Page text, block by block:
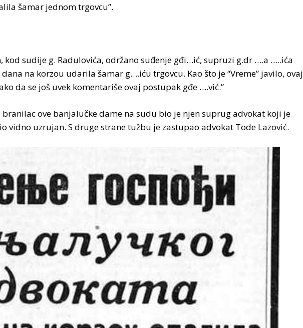
šamar jednom trgovcu”.
kod sudije g. Radulovića, održano suđenje gđi…ić, supruzi g.dr ….a …..ića
na korzou udarila šamar g….iću trgovcu. Kao što je “Vreme” javilo, ovaj
da se još uvek komentariše ovaj postupak gđe ….vić.”
branilac ove banjalučke dame na sudu bio je njen suprug advokat koji je
vidno uzrujan. S druge strane tužbu je zastupao advokat Tode Lazović.